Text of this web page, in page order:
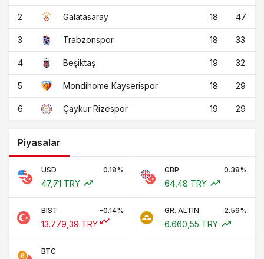
2 Galatasaray 18 47
3 Trabzonspor 18 33
4 Beşiktaş 19 32
5 Mondihome Kayserispor 18 29
6 Çaykur Rizespor 19 29
Piyasalar
USD 0.18%
47,71 TRY
GBP 0.38%
64,48 TRY
BIST -0.14%
13.779,39 TRY
GR. ALTIN 2.59%
6.660,55 TRY
BTC